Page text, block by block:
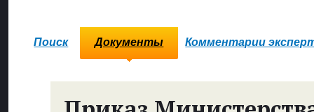
Поиск Документы Комментарии